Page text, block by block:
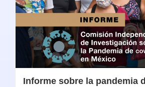
Informe sobre la pandemia